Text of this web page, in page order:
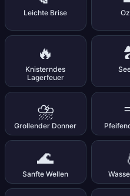
Leichte Brise
🔥
Knisterndes
Lagerfeuer
⛈️
Grollender Donner
🌊
Sanfte Wellen